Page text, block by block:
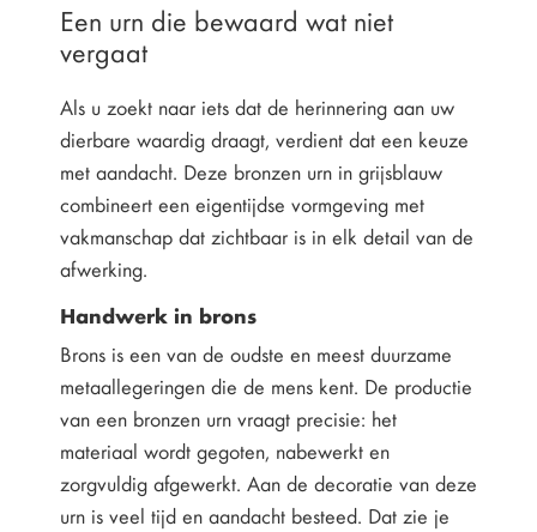
Een urn die bewaard wat niet
vergaat
Als u zoekt naar iets dat de herinnering aan uw
dierbare waardig draagt, verdient dat een keuze
met aandacht. Deze bronzen urn in grijsblauw
combineert een eigentijdse vormgeving met
vakmanschap dat zichtbaar is in elk detail van de
afwerking.
Handwerk in brons
Brons is een van de oudste en meest duurzame
metaallegeringen die de mens kent. De productie
van een bronzen urn vraagt precisie: het
materiaal wordt gegoten, nabewerkt en
zorgvuldig afgewerkt. Aan de decoratie van deze
urn is veel tijd en aandacht besteed. Dat zie je